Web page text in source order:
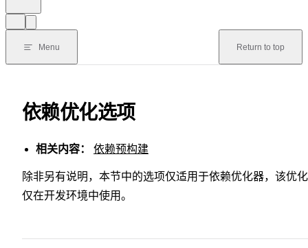
Menu Return to top
依赖优化选项
相关内容： 依赖预构建
除非另有说明，本节中的选项仅适用于依赖优化器，该优
仅在开发环境中使用。